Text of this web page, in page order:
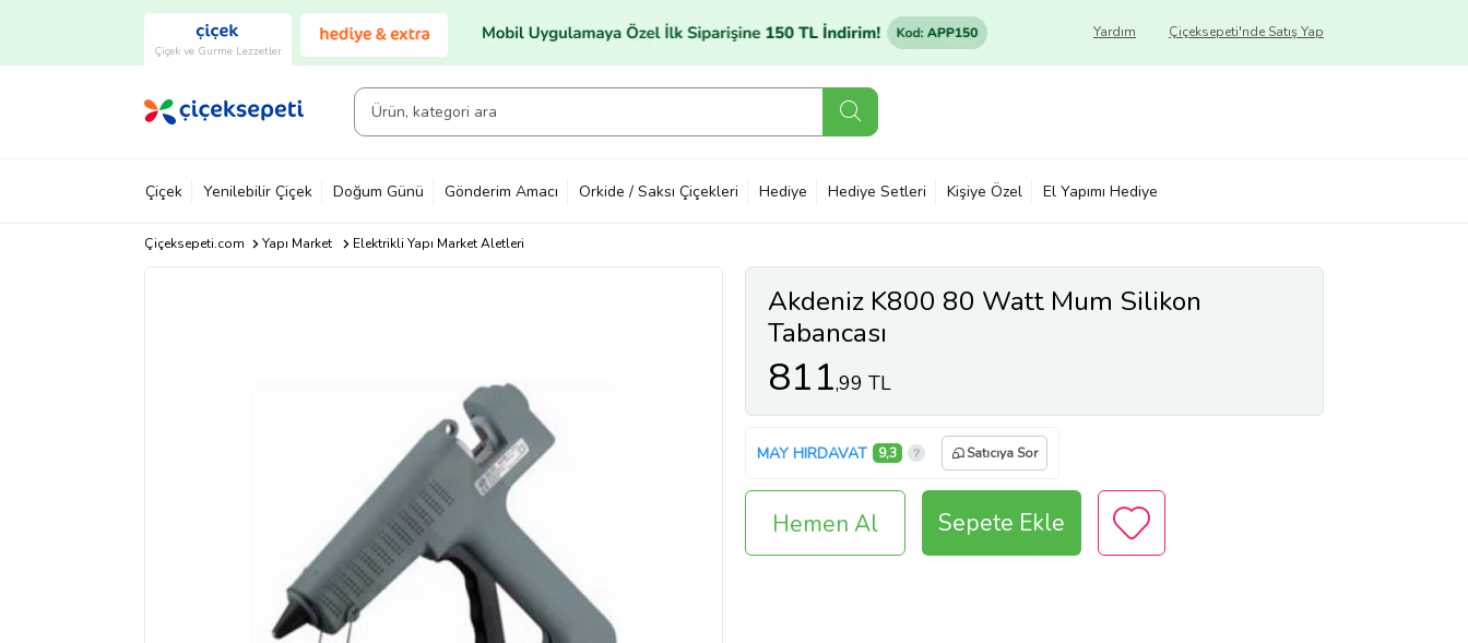
Çiçek ve Gurme Lezzetler
Çiçeksepeti'nde Satış Yap
Yardım
Çiçek Yenilebilir Çiçek Doğum Günü Gönderim Amacı Orkide / Saksı Çiçekleri Hediye Hediye Setleri Kişiye Özel El Yapımı Hediye
Çiçeksepeti.com Yapı Market Elektrikli Yapı Market Aletleri
Akdeniz K800 80 Watt Mum Silikon
Tabancası
811,99 TL
MAY HIRDAVAT 9,3 Satıcıya Sor
Hemen Al Sepete Ekle